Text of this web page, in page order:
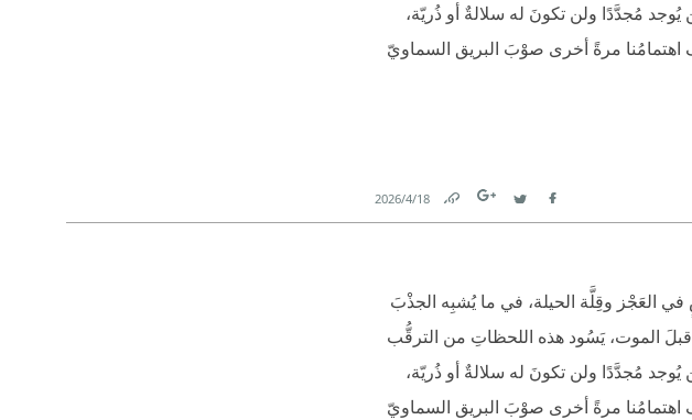
مُجدَّدًا ولن تكونَ له سلالةٌ أو ذُريّة،
اهتمامُنا مرةً أخرى صوْبَ البريق السماويّ
Facebook
Twitter
Link
18‏/4‏/2026
العَجْز وقِلَّة الحيلة، في ما يُشبِه الجذْبَ
قبلَ الموت، يَسُود هذه اللحظاتِ من الترقُّب
مُجدَّدًا ولن تكونَ له سلالةٌ أو ذُريّة،
اهتمامُنا مرةً أخرى صوْبَ البريق السماويّ